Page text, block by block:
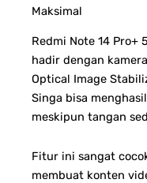
Maksimal
Redmi Note 14 Pro+
hadir dengan
Optical Image
Singa bisa
meskipun tangan
Fitur ini sangat
membuat konten